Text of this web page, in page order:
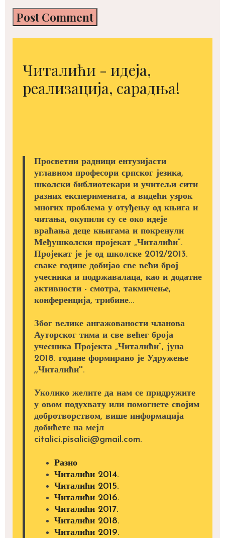
Читалићи - идеја,
реализација, сарадња!
Просветни радници ентузијасти
углавном професори српског језика,
школски библиотекари и учитељи сити
разних експеримената, а видећи узрок
многих проблема у отуђењу од књига и
читања, окупили су се око идеје
враћања деце књигама и покренули
Међушколски пројекат „Читалићи”.
Пројекат је је од школске 2012/2013.
сваке године добијао све већи број
учесника и подржавалаца, као и додатне
активности - смотра, такмичење,
конференција, трибине...
Због велике ангажованости чланова
Ауторског тима и све већег броја
учесника Пројекта „Читалићи”, јуна
2018. године формирано је Удружење
,,Читалићи''.
Уколико желите да нам се придружите
у овом подухвату или помогнете својим
добротворством, више информација
добићете на мејл
citalici.pisalici@gmail.com.
Разно
Читалићи 2014.
Читалићи 2015.
Читалићи 2016.
Читалићи 2017.
Читалићи 2018.
Читалићи 2019.